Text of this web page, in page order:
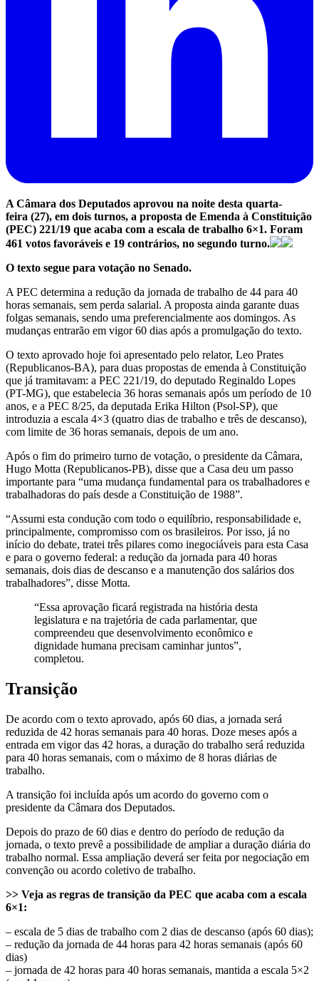
A Câmara dos Deputados aprovou na noite desta quarta-
feira (27), em dois turnos, a proposta de Emenda à Constituição
(PEC) 221/19 que acaba com a escala de trabalho 6×1. Foram
461 votos favoráveis e 19 contrários, no segundo turno.
O texto segue para votação no Senado.
A PEC determina a redução da jornada de trabalho de 44 para 40
horas semanais, sem perda salarial. A proposta ainda garante duas
folgas semanais, sendo uma preferencialmente aos domingos. As
mudanças entrarão em vigor 60 dias após a promulgação do texto.
O texto aprovado hoje foi apresentado pelo relator, Leo Prates
(Republicanos-BA), para duas propostas de emenda à Constituição
que já tramitavam: a PEC 221/19, do deputado Reginaldo Lopes
(PT-MG), que estabelecia 36 horas semanais após um período de 10
anos, e a PEC 8/25, da deputada Erika Hilton (Psol-SP), que
introduzia a escala 4×3 (quatro dias de trabalho e três de descanso),
com limite de 36 horas semanais, depois de um ano.
Após o fim do primeiro turno de votação, o presidente da Câmara,
Hugo Motta (Republicanos-PB), disse que a Casa deu um passo
importante para “uma mudança fundamental para os trabalhadores e
trabalhadoras do país desde a Constituição de 1988”.
“Assumi esta condução com todo o equilíbrio, responsabilidade e,
principalmente, compromisso com os brasileiros. Por isso, já no
início do debate, tratei três pilares como inegociáveis para esta Casa
e para o governo federal: a redução da jornada para 40 horas
semanais, dois dias de descanso e a manutenção dos salários dos
trabalhadores”, disse Motta.
“Essa aprovação ficará registrada na história desta
legislatura e na trajetória de cada parlamentar, que
compreendeu que desenvolvimento econômico e
dignidade humana precisam caminhar juntos”,
completou.
Transição
De acordo com o texto aprovado, após 60 dias, a jornada será
reduzida de 42 horas semanais para 40 horas. Doze meses após a
entrada em vigor das 42 horas, a duração do trabalho será reduzida
para 40 horas semanais, com o máximo de 8 horas diárias de
trabalho.
A transição foi incluída após um acordo do governo com o
presidente da Câmara dos Deputados.
Depois do prazo de 60 dias e dentro do período de redução da
jornada, o texto prevê a possibilidade de ampliar a duração diária do
trabalho normal. Essa ampliação deverá ser feita por negociação em
convenção ou acordo coletivo de trabalho.
>> Veja as regras de transição da PEC que acaba com a escala
6×1:
– escala de 5 dias de trabalho com 2 dias de descanso (após 60 dias);
– redução da jornada de 44 horas para 42 horas semanais (após 60
dias)
– jornada de 42 horas para 40 horas semanais, mantida a escala 5×2